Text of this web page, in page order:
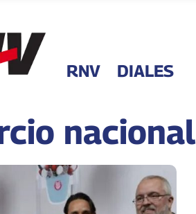
RNV DIALES
nacional